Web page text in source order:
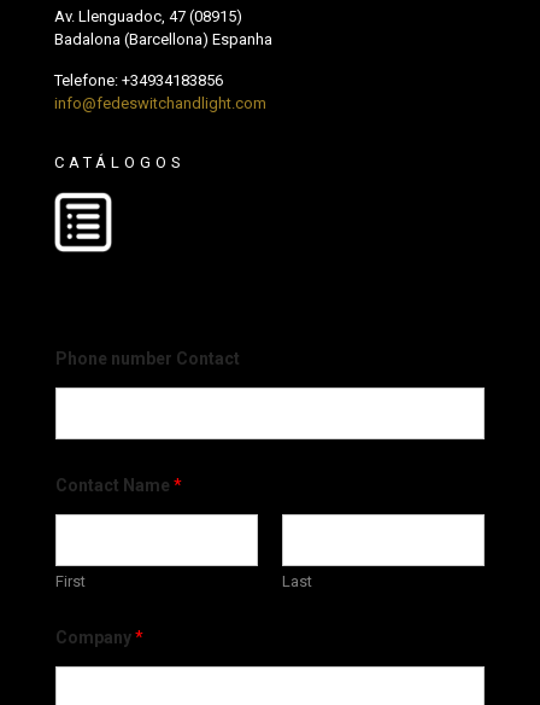
Av. Llenguadoc, 47 (08915)
Badalona (Barcellona) Espanha
Telefone: +34934183856
info@fedeswitchandlight.com
CATÁLOGOS
Phone number Contact
Contact Name *
First Last
Company*